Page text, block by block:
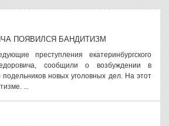
ПОЯВИЛСЯ БАНДИТИЗМ
преступления екатеринбургского
сообщили о возбуждении в
новых уголовных дел. На этот
...